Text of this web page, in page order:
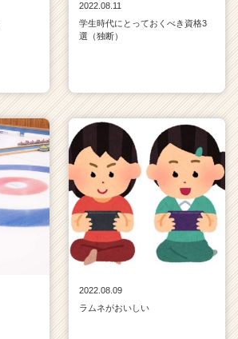
2022.08.11
学生時代にとっておくべき資格3
選（独断）
2022.08.09
ラムネがおいしい